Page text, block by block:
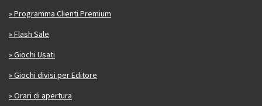
» Programma Clienti Premium
» Flash Sale
» Giochi Usati
» Giochi divisi per Editore
» Orari di apertura